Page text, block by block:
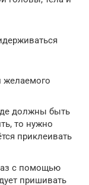
желаемого
должны быть
то нужно
приклеивать
с помощью
пришивать